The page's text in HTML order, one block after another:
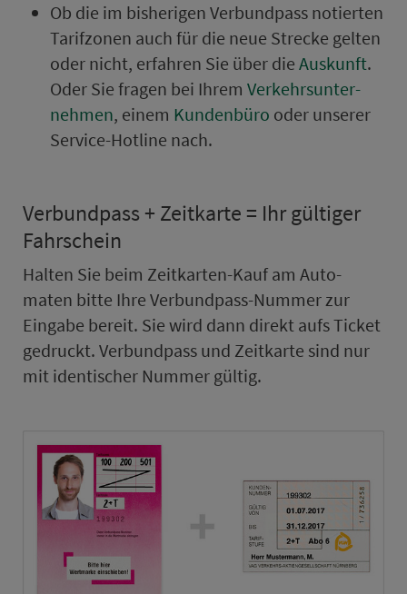
Ob die im bisherigen Ver­bund­pass notierten
Ta­rif­zo­nen auch für die neue Strecke gelten
oder nicht, er­fah­ren Sie über die Auskunft.
Oder Sie fragen bei Ihrem Ver­kehrs­un­ter­
neh­men, einem Kun­den­bü­ro oder unserer
Service-Hotline nach.
Ver­bund­pass + Zeit­kar­te = Ihr gültiger
Fahr­schein
Halten Sie beim Zeit­kar­ten-Kauf am Au­to­
maten bitte Ihre Ver­bund­pass-Nummer zur
Eingabe bereit. Sie wird dann direkt aufs Ticket
ge­druckt. Ver­bund­pass und Zeit­kar­te sind nur
mit identischer Nummer gültig.